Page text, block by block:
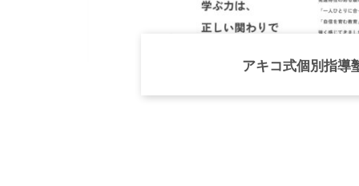
アキコ式個別指導